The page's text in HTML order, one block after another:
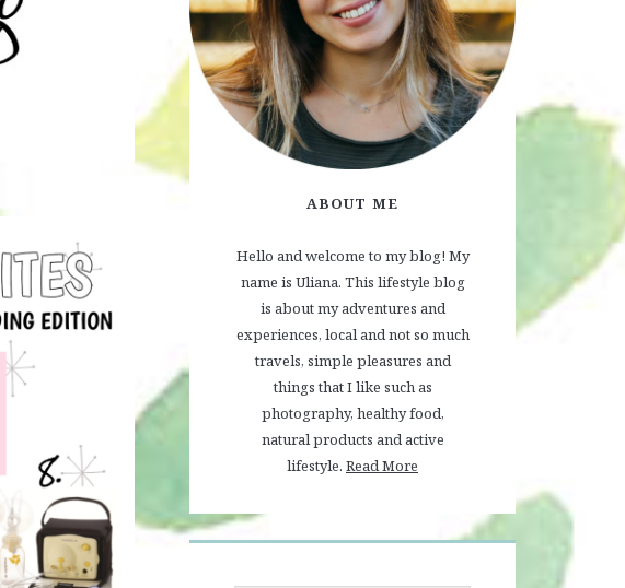
ABOUT ME
Hello and welcome to my blog! My
name is Uliana. This lifestyle blog
is about my adventures and
experiences, local and not so much
travels, simple pleasures and
things that I like such as
photography, healthy food,
natural products and active
lifestyle. Read More